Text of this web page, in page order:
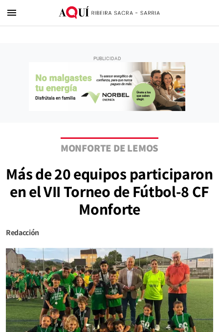
menu
MONFORTE DE LEMOS
Más de 20 equipos participaron
en el VII Torneo de Fútbol-8 CF
Monforte
Redacción